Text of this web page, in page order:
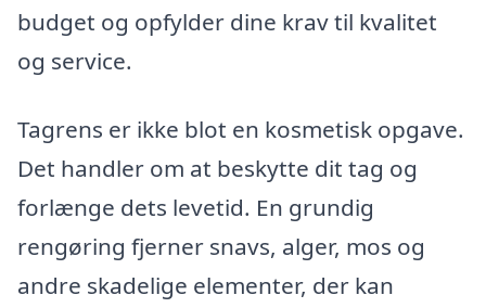
budget og opfylder dine krav til kvalitet
og service.
Tagrens er ikke blot en kosmetisk opgave.
Det handler om at beskytte dit tag og
forlænge dets levetid. En grundig
rengøring fjerner snavs, alger, mos og
andre skadelige elementer, der kan